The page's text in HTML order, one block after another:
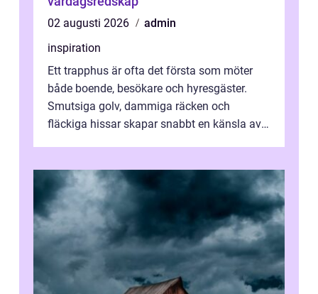
02 augusti 2026
admin
inspiration
Ett trapphus är ofta det första som möter
både boende, besökare och hyresgäster.
Smutsiga golv, dammiga räcken och
fläckiga hissar skapar snabbt en känsla av